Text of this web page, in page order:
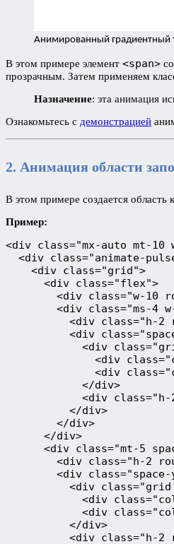
Анимированный градиентный
В этом примере элемент <span>
прозрачным. Затем применяем
Назначение: эта анимация
Ознакомьтесь с демонстрацией
2. Анимация области
В этом примере создается область
Пример:
<div class="mx-auto mt-10
<div class="animate-
    <div class="grid">
      <div class="flex">
<div class="w-10
<div class="ms-4
<div class="h-2
<div
<div
<div
<div
            </div>
<div
          </div>
        </div>
      </div>
<div class="mt-5
<div class="h-2
<div class="space-
<div
<div
<div
          </div>
<div class="h-2